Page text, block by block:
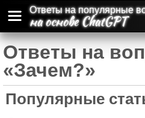
Ответы на популярные
на основе ChatGPT
Ответы на
«Зачем?»
Популярные